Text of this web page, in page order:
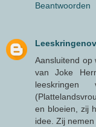
Beantwoorden
Aansluitend op
van Joke
en bloeien, zij
idee. Zij